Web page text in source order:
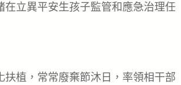
立異平安生孩子監管和應急治理任
扶植，常常廢棄節沐日，率領相干部